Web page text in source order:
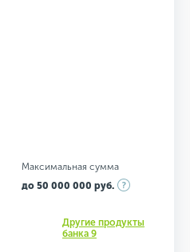
Максимальная сумма
до 50 000 000 руб.
Другие продукты
банка 9